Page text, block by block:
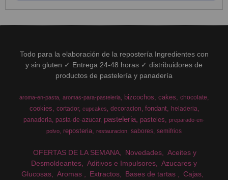
Todo para la elaboración de la repostería Ingredientes con
y sin gluten ✓ Entrega 24-48 horas ✓ distribuidores de
productos de pastelería y panadería
aroma-en-pasta aromas-para-pasteleria bizcochos cakes chocolate
cookies cortador cupcakes decoracion fondant
heladeria
panaderia pasta-de-azucar pasteleria pasteles
preparado-en-
polvo
reposteria restauracion sabores semifrios
OFERTAS DE LA SEMANA Novedades
Aceites y
Desmoldeantes
Aditivos e Impulsores
Azucares y
Glucosas
Aromas Extractos Bases de tartas
Cajas